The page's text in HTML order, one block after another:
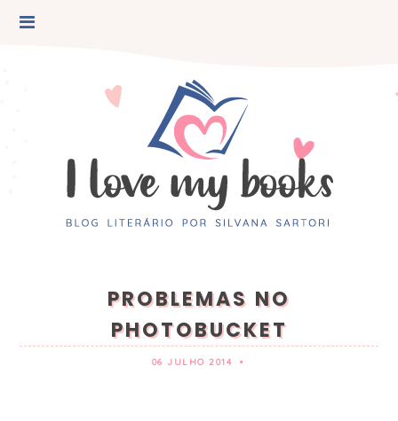
PROBLEMAS NO
PHOTOBUCKET
06 JULHO 2014 •